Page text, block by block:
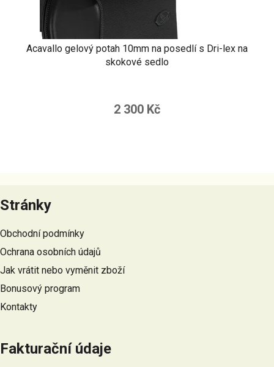
Acavallo gelový potah 10mm na posedlí s Dri-lex na
skokové sedlo
2 300 Kč
á
p
a
í
Stránky
Obchodní podmínky
Ochrana osobních údajů
Jak vrátit nebo vyměnit zboží
Bonusový program
Kontakty
Fakturační údaje